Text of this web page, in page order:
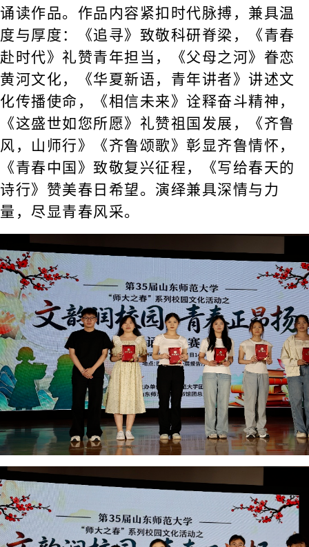
诵读作品。作品内容紧扣时代脉搏，兼具温
度与厚度：《追寻》致敬科研脊梁，《青春
赴时代》礼赞青年担当，《父母之河》眷恋
黄河文化，《华夏新语，青年讲者》讲述文
化传播使命，《相信未来》诠释奋斗精神，
《这盛世如您所愿》礼赞祖国发展，《齐鲁
风，山师行》《齐鲁颂歌》彰显齐鲁情怀，
《青春中国》致敬复兴征程，《写给春天的
诗行》赞美春日希望。演绎兼具深情与力
量，尽显青春风采。